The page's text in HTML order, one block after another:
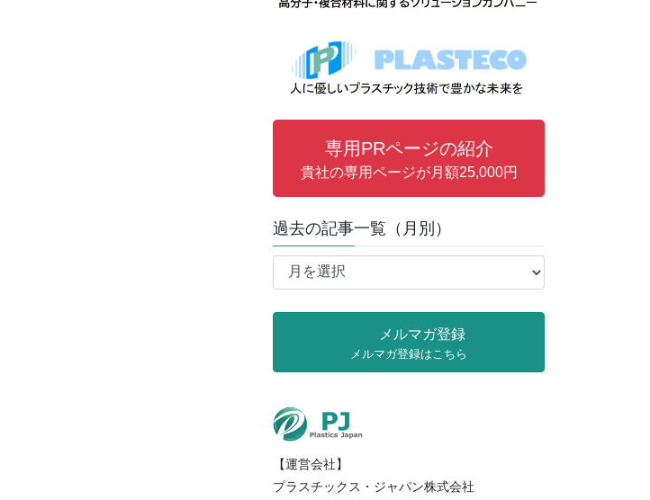
専用PRページの紹介
貴社の専用ページが月額25,000円
過去の記事一覧（月別）
過
（月
別）
メルマガ登録
メルマガ登録はこちら
【運営会社】
プラスチックス・ジャパン株式会社